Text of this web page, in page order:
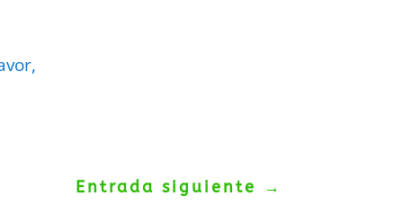
Entrada siguiente →